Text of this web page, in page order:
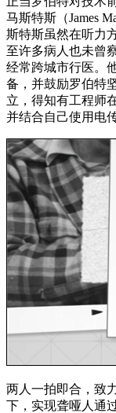
马斯特斯（James
斯特斯虽然在听力
至许多病人也未曾
经常跨城市行医。
备，并鼓励罗伯特
立，得知有工程师
并结合自己使用电
两人一拍即合，致
下，实现聋哑人通